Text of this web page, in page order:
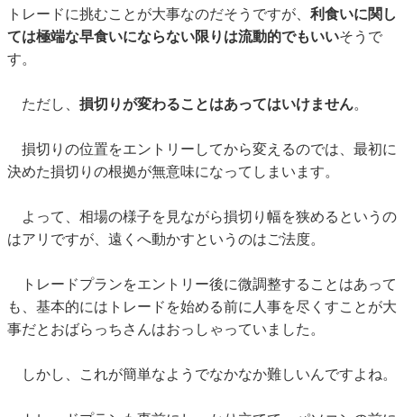
トレードに挑むことが大事なのだそうですが、 利食いに関し
ては極端な早食いにならない限りは流動的でもいいそうで
す。
ただし、 損切りが変わることはあってはいけません。
損切りの位置をエントリーしてから変えるのでは、最初に
決めた損切りの根拠が無意味になってしまいます。
よって、相場の様子を見ながら損切り幅を狭めるというの
はアリですが、遠くへ動かすというのはご法度。
トレードプランをエントリー後に微調整することはあって
も、基本的にはトレードを始める前に人事を尽くすことが大
事だとおばらっちさんはおっしゃっていました。
しかし、これが簡単なようでなかなか難しいんですよね。